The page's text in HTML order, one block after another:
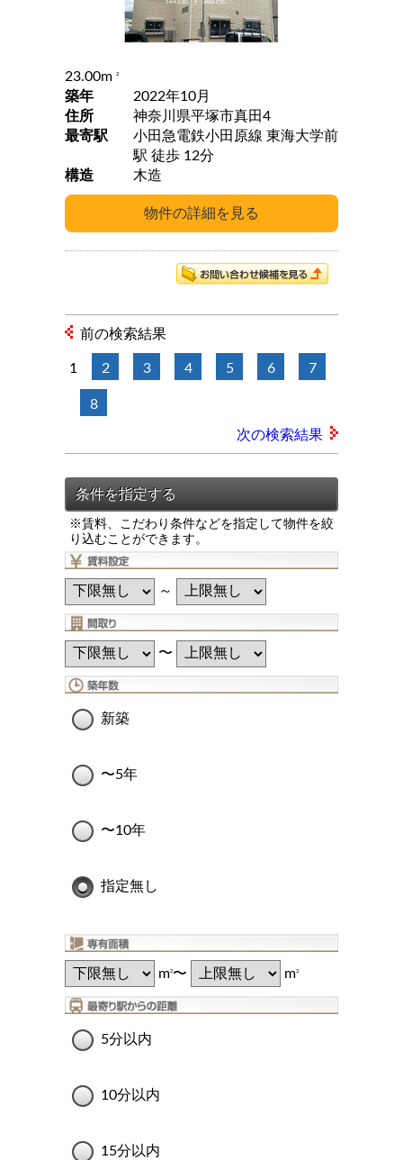
23.00m 2
築年
2022年10月
住所
神奈川県平塚市真田4
最寄駅
小田急電鉄小田原線 東海大学前
駅 徒歩 12分
構造
木造
前の検索結果
1 2 3 4 5 6 7
8
次の検索結果
※賃料、こだわり条件などを指定して物件を絞
り込むことができます。
～
〜
新築
〜5年
〜10年
指定無し
m2〜 m2
5分以内
10分以内
15分以内